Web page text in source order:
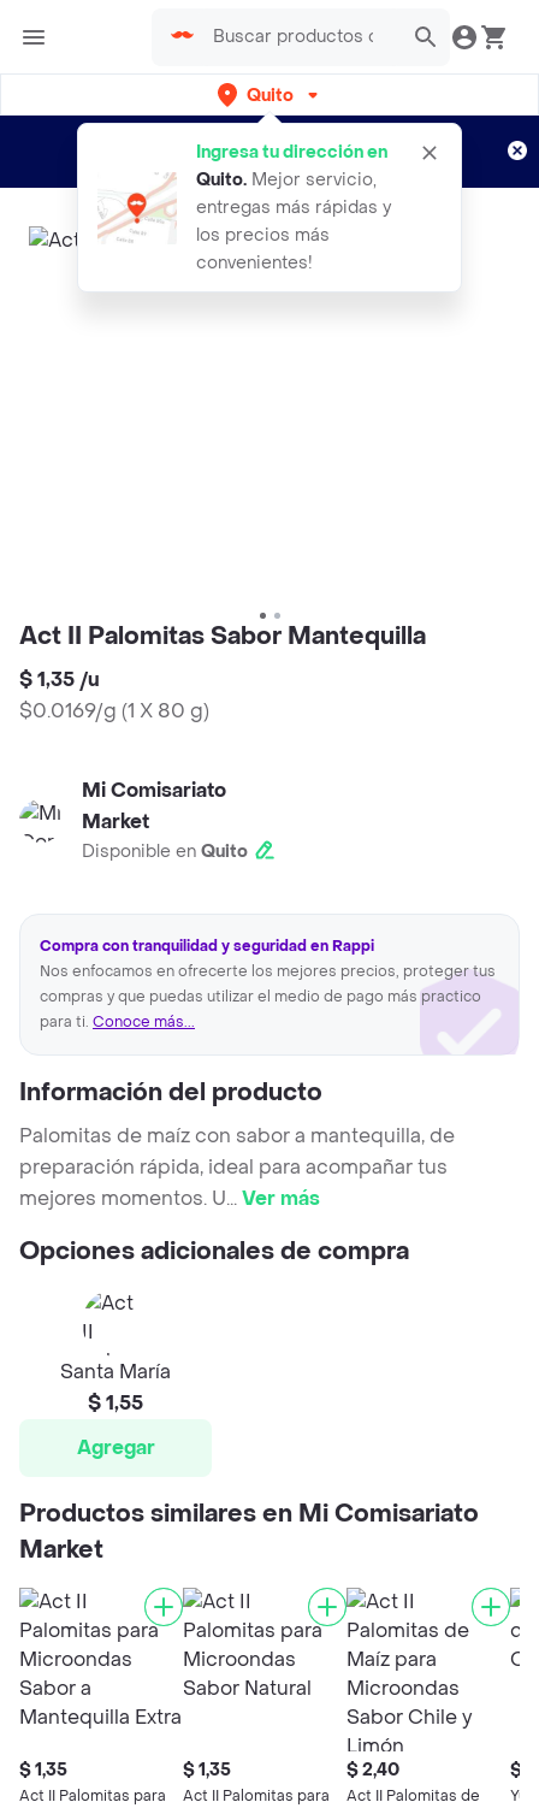
Quito
Ingresa tu dirección en
Quito. Mejor servicio,
entregas más rápidas y
los precios más
convenientes!
envíos gratis por semanas
Aplican TyC
Act II Palomitas Sabor Mantequilla
$ 1,35 /u
$0.0169/g (1 X 80 g)
Mi Comisariato
Market
Disponible en Quito
Compra con tranquilidad y seguridad en Rappi
Nos enfocamos en ofrecerte los mejores precios, proteger tus
compras y que puedas utilizar el medio de pago más practico
para ti. Conoce más...
Información del producto
Palomitas de maíz con sabor a mantequilla, de
preparación rápida, ideal para acompañar tus
mejores momentos. U...Ver más
Opciones adicionales de compra
Santa María
$ 1,55
Agregar
Productos similares en Mi Comisariato
Market
$ 1,35
Act II Palomitas para
$ 1,35
Act II Palomitas para
$ 2,40
Act II Palomitas de
$